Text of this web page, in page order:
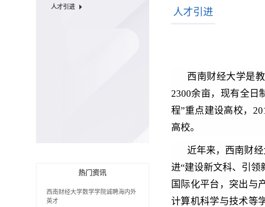
人才引进
热门资讯
西南财经大学数学学院诚聘海内外
英才
人才引进
西南财经大学是
2300余亩，现有全日
程”重点建设高校，
高校。
近年来，西南财
进“建设新文科、引
国际化平台，突出与
计算机科学与技术等